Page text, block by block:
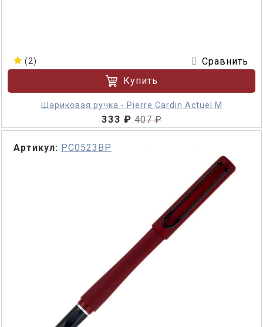
(2)
Сравнить
Купить
Шариковая ручка - Pierre Cardin Actuel M
333 ₽ 407 ₽
Артикул: PC0523BP